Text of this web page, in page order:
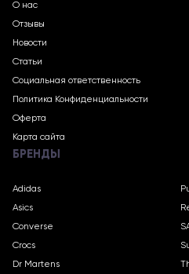
О нас
Отзывы
Новости
Статьи
Социальная ответственность
Политика Конфиденциальности
Оферта
Карта сайта
БРЕНДЫ
Adidas
Asics
Converse
Crocs
Dr Martens